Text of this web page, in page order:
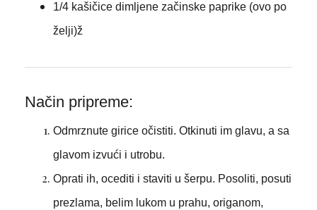
1/4 kašičice dimljene začinske paprike (ovo po
želji)ž
Način pripreme:
Odmrznute girice očistiti. Otkinuti im glavu, a sa
glavom izvući i utrobu.
Oprati ih, ocediti i staviti u šerpu. Posoliti, posuti
prezlama, belim lukom u prahu, origanom,